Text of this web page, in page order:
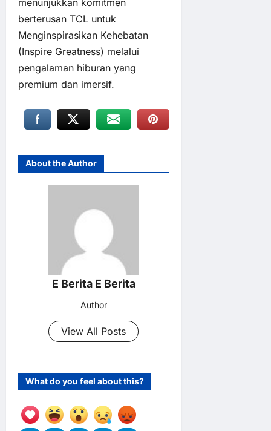
berterusan TCL untuk
Menginspirasikan Kehebatan
(Inspire Greatness) melalui
pengalaman hiburan yang
premium dan imersif.
About the Author
E Berita E Berita
Author
View All Posts
What do you feel about this?